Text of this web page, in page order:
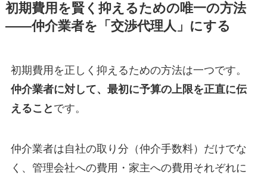
初期費用を賢く抑えるための唯一の方法
——仲介業者を「交渉代理人」にする
初期費用を正しく抑えるための方法は一つです。
仲介業者に対して、最初に予算の上限を正直に伝
えること です。
仲介業者は自社の取り分（仲介手数料）だけでな
く、管理会社への費用・家主への費用それぞれに